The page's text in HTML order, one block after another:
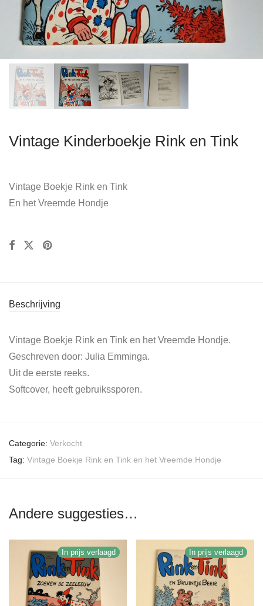
Vintage Kinderboekje Rink en Tink
Vintage Boekje Rink en Tink
En het Vreemde Hondje
Beschrijving
Vintage Boekje Rink en Tink en het Vreemde Hondje.
Geschreven door: Julia Emminga.
Uit de eerste reeks.
Softcover, heeft gebruikssporen.
Categorie: Verkocht
Tag: Vintage Boekje Rink en Tink en het Vreemde Hondje
Andere suggesties…
In prijs verlaagd In prijs verlaagd